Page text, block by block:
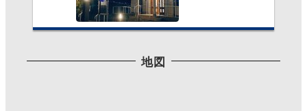
Twitterで見る
地図